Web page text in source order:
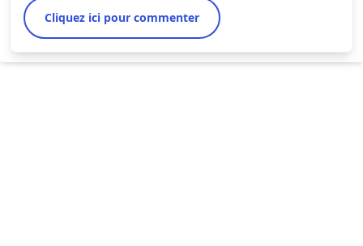
Cliquez ici pour commenter